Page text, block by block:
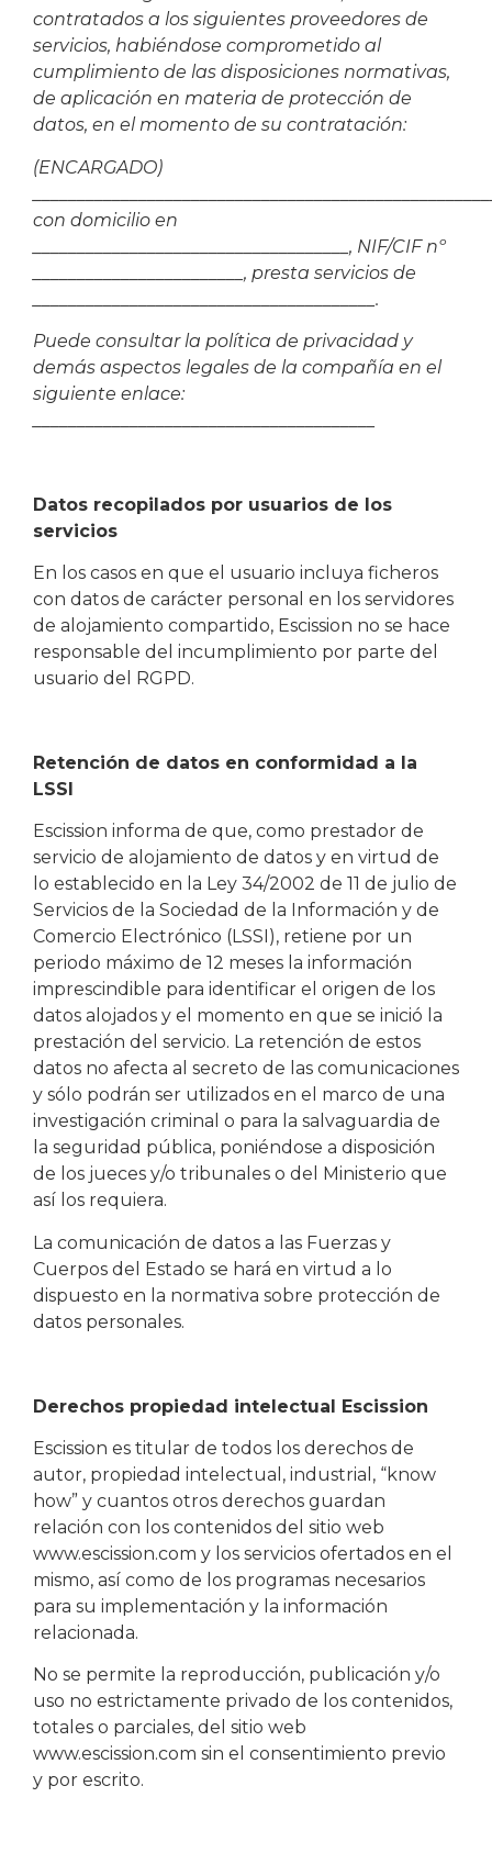
contratados a los siguientes proveedores de
servicios, habiéndose comprometido al
cumplimiento de las disposiciones normativas,
de aplicación en materia de protección de
datos, en el momento de su contratación:
(ENCARGADO)
con domicilio en
____________________________________, NIF/CIF nº
________________________, presta servicios de
_______________________________________.
Puede consultar la política de privacidad y
demás aspectos legales de la compañía en el
siguiente enlace:
Datos recopilados por usuarios de los
servicios
En los casos en que el usuario incluya ficheros
con datos de carácter personal en los servidores
de alojamiento compartido, Escission no se hace
responsable del incumplimiento por parte del
usuario del RGPD.
Retención de datos en conformidad a la
LSSI
Escission informa de que, como prestador de
servicio de alojamiento de datos y en virtud de
lo establecido en la Ley 34/2002 de 11 de julio de
Servicios de la Sociedad de la Información y de
Comercio Electrónico (LSSI), retiene por un
periodo máximo de 12 meses la información
imprescindible para identificar el origen de los
datos alojados y el momento en que se inició la
prestación del servicio. La retención de estos
datos no afecta al secreto de las comunicaciones
y sólo podrán ser utilizados en el marco de una
investigación criminal o para la salvaguardia de
la seguridad pública, poniéndose a disposición
de los jueces y/o tribunales o del Ministerio que
así los requiera.
La comunicación de datos a las Fuerzas y
Cuerpos del Estado se hará en virtud a lo
dispuesto en la normativa sobre protección de
datos personales.
Derechos propiedad intelectual Escission
Escission es titular de todos los derechos de
autor, propiedad intelectual, industrial, “know
how” y cuantos otros derechos guardan
relación con los contenidos del sitio web
www.escission.com y los servicios ofertados en el
mismo, así como de los programas necesarios
para su implementación y la información
relacionada.
No se permite la reproducción, publicación y/o
uso no estrictamente privado de los contenidos,
totales o parciales, del sitio web
www.escission.com sin el consentimiento previo
y por escrito.